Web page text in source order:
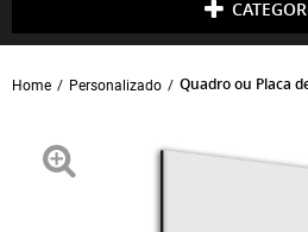
Home Personalizado Quadro ou Placa